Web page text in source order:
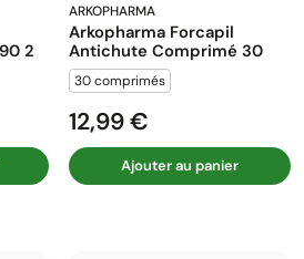
2
ARKOPHARMA
Arkopharma Forcapil
Antichute Comprimé 30
30 comprimés
Prix
12,99 €
Ajouter au panier